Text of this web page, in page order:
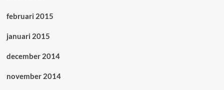
februari 2015
januari 2015
december 2014
november 2014